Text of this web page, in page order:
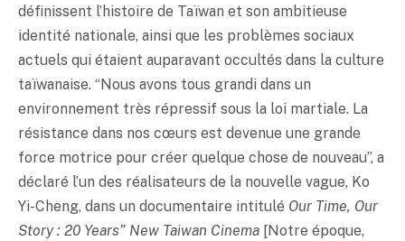
définissent l’histoire de Taïwan et son ambitieuse
identité nationale, ainsi que les problèmes sociaux
actuels qui étaient auparavant occultés dans la culture
taïwanaise. “Nous avons tous grandi dans un
environnement très répressif sous la loi martiale. La
résistance dans nos cœurs est devenue une grande
force motrice pour créer quelque chose de nouveau”, a
déclaré l’un des réalisateurs de la nouvelle vague, Ko
Yi-Cheng, dans un documentaire intitulé Our Time, Our
Story : 20 Years” New Taiwan Cinema [Notre époque,